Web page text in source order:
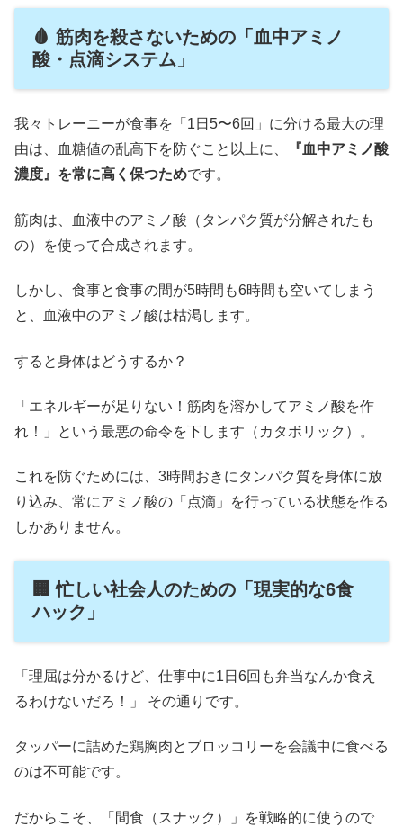
🩸 筋肉を殺さないための「血中アミノ
酸・点滴システム」
我々トレーニーが食事を「1日5〜6回」に分ける最大の理
由は、血糖値の乱高下を防ぐこと以上に、
『血中アミノ酸
濃度』を常に高く保つためです。
筋肉は、血液中のアミノ酸（タンパク質が分解されたも
の）を使って合成されます。
しかし、食事と食事の間が5時間も6時間も空いてしまう
と、血液中のアミノ酸は枯渇します。
すると身体はどうするか？
「エネルギーが足りない！筋肉を溶かしてアミノ酸を作
れ！」という最悪の命令を下します（カタボリック）。
これを防ぐためには、3時間おきにタンパク質を身体に放
り込み、常にアミノ酸の「点滴」を行っている状態を作る
しかありません。
🏢 忙しい社会人のための「現実的な6食
ハック」
「理屈は分かるけど、仕事中に1日6回も弁当なんか食え
るわけないだろ！」 その通りです。
タッパーに詰めた鶏胸肉とブロッコリーを会議中に食べる
のは不可能です。
だからこそ、「間食（スナック）」を戦略的に使うので